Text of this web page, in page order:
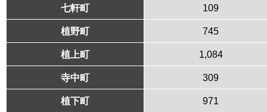
七軒町 109
植野町 745
植上町 1,084
寺中町 309
植下町 971